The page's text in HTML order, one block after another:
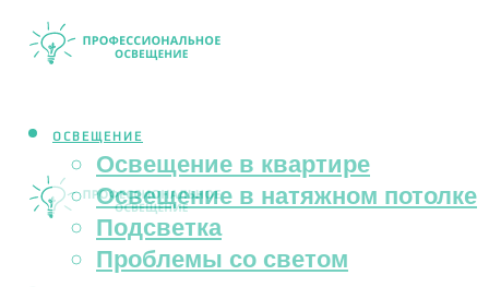
ОСВЕЩЕНИЕ
Освещение в квартире
Освещение в натяжном потолке
Подсветка
Проблемы со светом